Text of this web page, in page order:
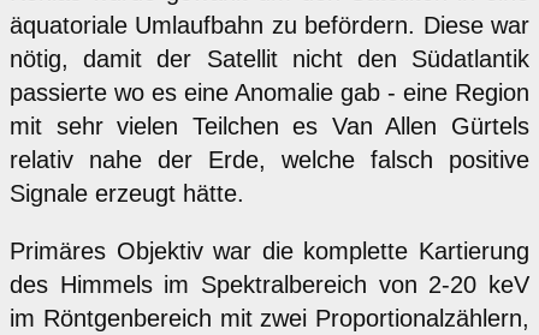
äquatoriale Umlaufbahn zu befördern. Diese war
nötig, damit der Satellit nicht den Südatlantik
passierte wo es eine Anomalie gab - eine Region
mit sehr vielen Teilchen es Van Allen Gürtels
relativ nahe der Erde, welche falsch positive
Signale erzeugt hätte.
Primäres Objektiv war die komplette Kartierung
des Himmels im Spektralbereich von 2-20 keV
im Röntgenbereich mit zwei Proportionalzählern,